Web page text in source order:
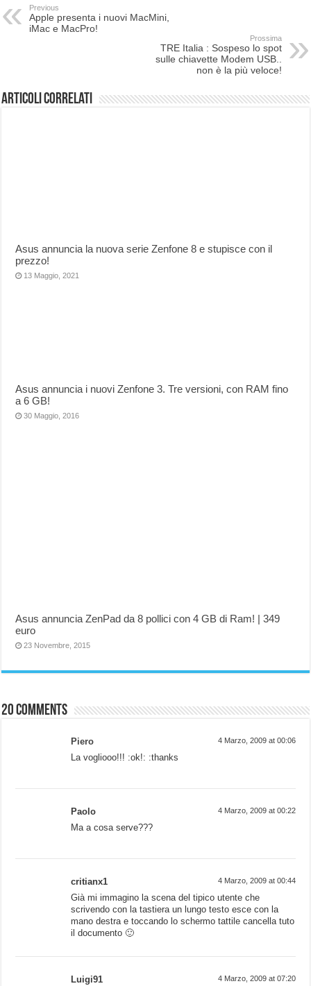
Previous
Apple presenta i nuovi MacMini,
iMac e MacPro!
Prossima
TRE Italia : Sospeso lo spot
sulle chiavette Modem USB..
non è la più veloce!
Articoli correlati
Asus annuncia la nuova serie Zenfone 8 e stupisce con il
prezzo!
13 Maggio, 2021
Asus annuncia i nuovi Zenfone 3. Tre versioni, con RAM fino
a 6 GB!
30 Maggio, 2016
Asus annuncia ZenPad da 8 pollici con 4 GB di Ram! | 349
euro
23 Novembre, 2015
20 comments
Piero 4 Marzo, 2009 at 00:06
La vogliooo!!! :ok!: :thanks
Paolo 4 Marzo, 2009 at 00:22
Ma a cosa serve???
critianx1 4 Marzo, 2009 at 00:44
Già mi immagino la scena del tipico utente che
scrivendo con la tastiera un lungo testo esce con la
mano destra e toccando lo schermo tattile cancella tuto
il documento 🙂
Luigi91 4 Marzo, 2009 at 07:20